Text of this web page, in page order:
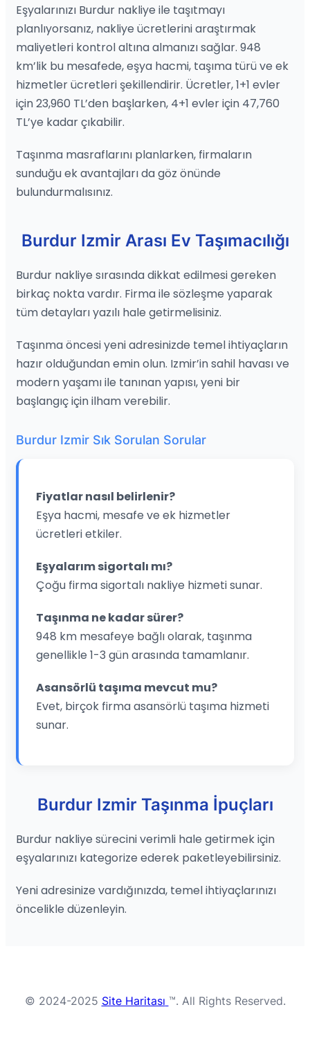
Eşyalarınızı Burdur nakliye ile taşıtmayı
planlıyorsanız, nakliye ücretlerini araştırmak
maliyetleri kontrol altına almanızı sağlar. 948
km’lik bu mesafede, eşya hacmi, taşıma türü ve ek
hizmetler ücretleri şekillendirir. Ücretler, 1+1 evler
için 23,960 TL’den başlarken, 4+1 evler için 47,760
TL’ye kadar çıkabilir.
Taşınma masraflarını planlarken, firmaların
sunduğu ek avantajları da göz önünde
bulundurmalısınız.
Burdur Izmir Arası Ev Taşımacılığı
Burdur nakliye sırasında dikkat edilmesi gereken
birkaç nokta vardır. Firma ile sözleşme yaparak
tüm detayları yazılı hale getirmelisiniz.
Taşınma öncesi yeni adresinizde temel ihtiyaçların
hazır olduğundan emin olun. Izmir’in sahil havası ve
modern yaşamı ile tanınan yapısı, yeni bir
başlangıç için ilham verebilir.
Burdur Izmir Sık Sorulan Sorular
Fiyatlar nasıl belirlenir?
Eşya hacmi, mesafe ve ek hizmetler
ücretleri etkiler.
Eşyalarım sigortalı mı?
Çoğu firma sigortalı nakliye hizmeti sunar.
Taşınma ne kadar sürer?
948 km mesafeye bağlı olarak, taşınma
genellikle 1-3 gün arasında tamamlanır.
Asansörlü taşıma mevcut mu?
Evet, birçok firma asansörlü taşıma hizmeti
sunar.
Burdur Izmir Taşınma İpuçları
Burdur nakliye sürecini verimli hale getirmek için
eşyalarınızı kategorize ederek paketleyebilirsiniz.
Yeni adresinize vardığınızda, temel ihtiyaçlarınızı
öncelikle düzenleyin.
© 2024-2025 Site Haritası ™. All Rights Reserved.